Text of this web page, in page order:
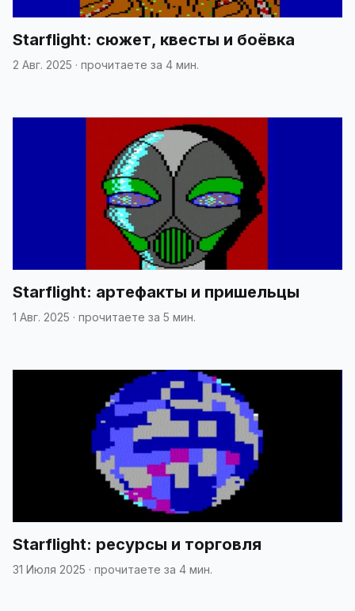
Starflight: сюжет, квесты и боёвка
2 Авг. 2025 · прочитаете за 4 мин.
Starflight: артефакты и пришельцы
1 Авг. 2025 · прочитаете за 5 мин.
Starflight: ресурсы и торговля
31 Июля 2025 · прочитаете за 4 мин.